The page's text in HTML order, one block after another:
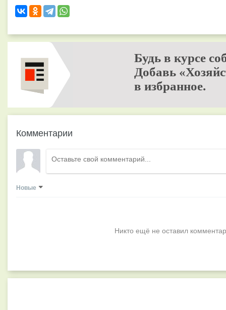
Будь в курсе
Добавь
в избранное.
Комментарии
Новые
Никто ещё не оставил